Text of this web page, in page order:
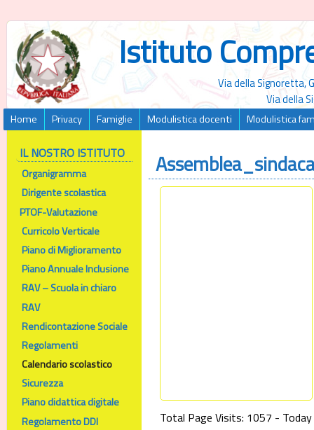
Istituto
Via della Signoretta,
Via della
Home Privacy Famiglie Modulistica docenti Modulistica
IL NOSTRO ISTITUTO
Organigramma
Dirigente scolastica
PTOF-Valutazione
Curricolo Verticale
Piano di Miglioramento
Piano Annuale Inclusione
RAV – Scuola in chiaro
RAV
Rendicontazione Sociale
Regolamenti
Calendario scolastico
Sicurezza
Piano didattica digitale
Regolamento DDI
Total Page Visits: 1057 -